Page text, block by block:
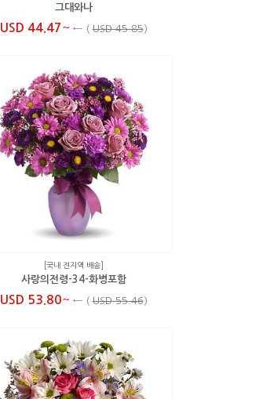
그대와나
USD 44.47 ~ ← (USD 45.85)
[국내 전지역 배송]
사랑의전령-34-화병포함
USD 53.80~ ← (USD 55.46)